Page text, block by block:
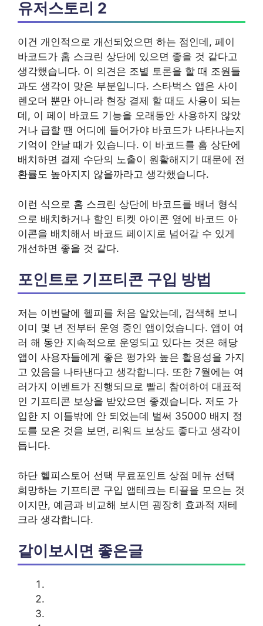
유저스토리 2
이건 개인적으로 개선되었으면 하는 점인데, 페이
바코드가 홈 스크린 상단에 있으면 좋을 것 같다고
생각했습니다. 이 의견은 조별 토론을 할 때 조원들
과도 생각이 맞은 부분입니다. 스타벅스 앱은 사이
렌오더 뿐만 아니라 현장 결제 할 때도 사용이 되는
데, 이 페이 바코드 기능을 오래동안 사용하지 않았
거나 급할 땐 어디에 들어가야 바코드가 나타나는지
기억이 안날 때가 있습니다. 이 바코드를 홈 상단에
배치하면 결제 수단의 노출이 원활해지기 때문에 전
환률도 높아지지 않을까라고 생각했습니다.
이런 식으로 홈 스크린 상단에 바코드를 배너 형식
으로 배치하거나 할인 티켓 아이콘 옆에 바코드 아
이콘을 배치해서 바코드 페이지로 넘어갈 수 있게
개선하면 좋을 것 같다.
포인트로 기프티콘 구입 방법
저는 이번달에 헬피를 처음 알았는데, 검색해 보니
이미 몇 년 전부터 운영 중인 앱이었습니다. 앱이 여
러 해 동안 지속적으로 운영되고 있다는 것은 해당
앱이 사용자들에게 좋은 평가와 높은 활용성을 가지
고 있음을 나타낸다고 생각합니다. 또한 7월에는 여
러가지 이벤트가 진행되므로 빨리 참여하여 대표적
인 기프티콘 보상을 받았으면 좋겠습니다. 저도 가
입한 지 이틀밖에 안 되었는데 벌써 35000 배지 정
도를 모은 것을 보면, 리워드 보상도 좋다고 생각이
듭니다.
하단 헬피스토어 선택 무료포인트 상점 메뉴 선택
희망하는 기프티콘 구입 앱테크는 티끌을 모으는 것
이지만, 예금과 비교해 보시면 굉장히 효과적 재테
크라 생각합니다.
같이보시면 좋은글